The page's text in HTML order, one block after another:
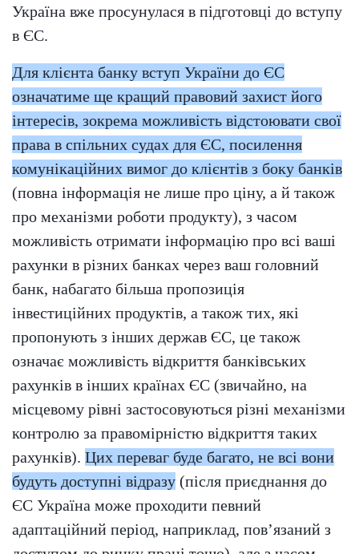
Україна вже просунулася в підготовці до вступу
в ЄС.
Для клієнта банку вступ України до ЄС
означатиме ще кращий правовий захист його
інтересів, зокрема можливість відстоювати свої
права в спільних судах для ЄС, посилення
комунікаційних вимог до клієнтів з боку банків
(повна інформація не лише про ціну, а й також
про механізми роботи продукту), з часом
можливість отримати інформацію про всі ваші
рахунки в різних банках через ваш головний
банк, набагато більша пропозиція
інвестиційних продуктів, а також тих, які
пропонують з інших держав ЄС, це також
означає можливість відкриття банківських
рахунків в інших країнах ЄС (звичайно, на
місцевому рівні застосовуються різні механізми
контролю за правомірністю відкриття таких
рахунків). Цих переваг буде багато, не всі вони
будуть доступні відразу (після приєднання до
ЄС Україна може проходити певний
адаптаційний період, наприклад, пов’язаний з